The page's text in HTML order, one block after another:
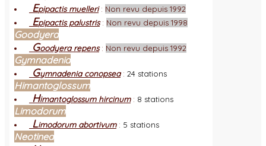
Epipactis muelleri: Non revu depuis 1992
Epipactis palustris: Non revu depuis 1998
Goodyera
Goodyera repens: Non revu depuis 1992
Gymnadenia
Gymnadenia conopsea: 24 stations
Himantoglossum
Himantoglossum hircinum: 8 stations
Limodorum
Limodorum abortivum: 5 stations
Neotinea